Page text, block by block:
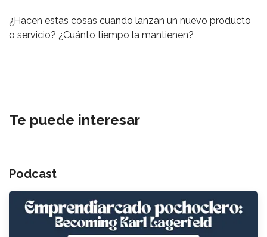
¿Hacen estas cosas cuando lanzan un nuevo producto
o servicio? ¿Cuánto tiempo la mantienen?
Te puede interesar
Podcast